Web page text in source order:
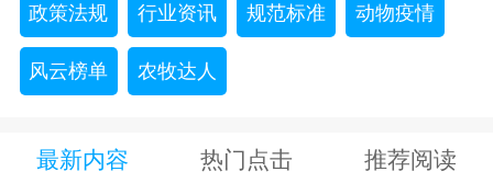
政策法规 行业资讯 规范标准 动物疫情
风云榜单 农牧达人
最新内容 热门点击 推荐阅读